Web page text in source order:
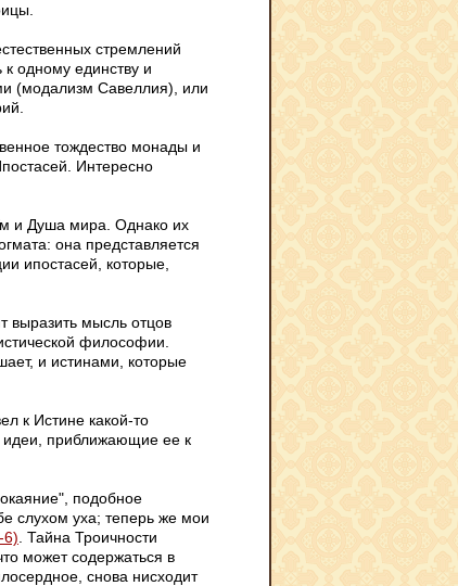
стремлений
к одному единству и
(модализм Савеллия), или
тождество монады и
Интересно
и Душа мира. Однако их
она представляется
ипостасей, которые,
выразить мысль отцов
философии.
и истинами, которые
к Истине какой-то
идеи, приближающие ее к
подобное
слухом уха; теперь же мои
6) . Тайна Троичности
может содержаться в
снова нисходит